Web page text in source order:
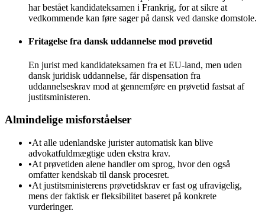
har bestået kandidateksamen i Frankrig, for at sikre at
vedkommende kan føre sager på dansk ved danske domstole.
Fritagelse fra dansk uddannelse mod prøvetid
En jurist med kandidateksamen fra et EU-land, men uden
dansk juridisk uddannelse, får dispensation fra
uddannelseskrav mod at gennemføre en prøvetid fastsat af
justitsministeren.
Almindelige misforståelser
•At alle udenlandske jurister automatisk kan blive
advokatfuldmægtige uden ekstra krav.
•At prøvetiden alene handler om sprog, hvor den også
omfatter kendskab til dansk procesret.
•At justitsministerens prøvetidskrav er fast og ufravigelig,
mens der faktisk er fleksibilitet baseret på konkrete
vurderinger.